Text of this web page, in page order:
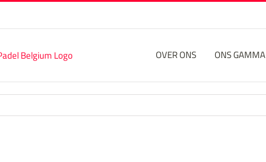
OVER ONS ONS GAMMA